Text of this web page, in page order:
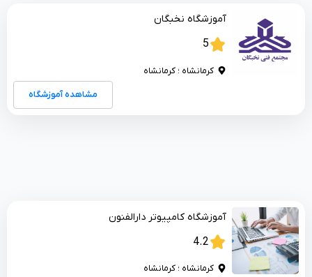
آموزشگاه نخبگان
5
کرمانشاه ؛ کرمانشاه
مشاهده آموزشگاه
آموزشگاه کامپیوتر دارالفنون
4.2
کرمانشاه ؛ کرمانشاه